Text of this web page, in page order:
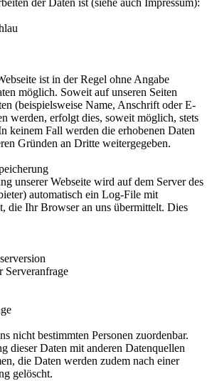
der Daten ist (siehe auch Impressum):
ist in der Regel ohne Angabe
möglich. Soweit auf unseren Seiten
(beispielsweise Name, Anschrift oder E-
werden, erfolgt dies, soweit möglich, stets
keinem Fall werden die erhobenen Daten
Gründen an Dritte weitergegeben.
unserer Webseite wird auf dem Server des
automatisch ein Log-File mit
die Ihr Browser an uns übermittelt. Dies
Serveranfrage
nicht bestimmten Personen zuordenbar.
dieser Daten mit anderen Datenquellen
die Daten werden zudem nach einer
gelöscht.